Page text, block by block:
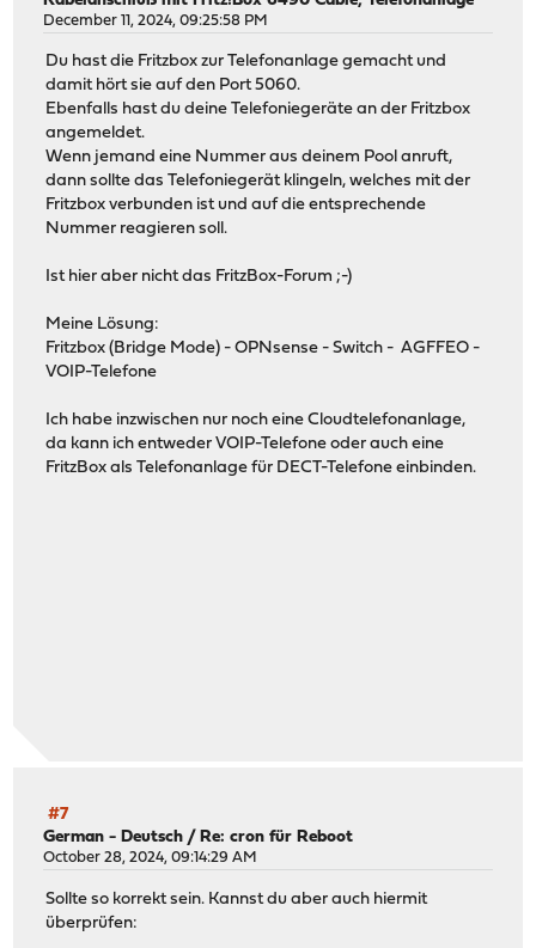
December 11, 2024, 09:25:58 PM
Du hast die Fritzbox zur Telefonanlage gemacht und
damit hört sie auf den Port 5060.
Ebenfalls hast du deine Telefoniegeräte an der Fritzbox
angemeldet.
Wenn jemand eine Nummer aus deinem Pool anruft,
dann sollte das Telefoniegerät klingeln, welches mit der
Fritzbox verbunden ist und auf die entsprechende
Nummer reagieren soll.
Ist hier aber nicht das FritzBox-Forum ;-)
Meine Lösung:
Fritzbox (Bridge Mode) - OPNsense - Switch - AGFFEO -
VOIP-Telefone
Ich habe inzwischen nur noch eine Cloudtelefonanlage,
da kann ich entweder VOIP-Telefone oder auch eine
FritzBox als Telefonanlage für DECT-Telefone einbinden.
#7
German - Deutsch /Re: cron für Reboot
October 28, 2024, 09:14:29 AM
Sollte so korrekt sein. Kannst du aber auch hiermit
überprüfen: